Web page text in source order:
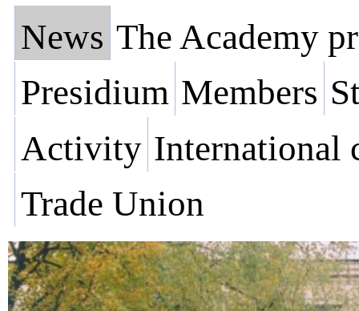
News The Academy
Presidium Members
Activity International
Trade Union